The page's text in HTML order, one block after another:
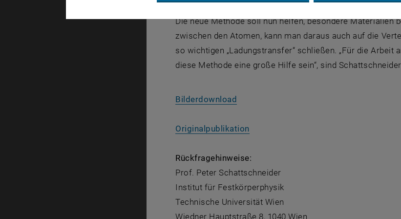
Die neue Methode soll nun helfen, besondere Materialien
zwischen den Atomen, kann man daraus auch auf die
so wichtigen „Ladungstransfer“ schließen. „Für die
diese Methode eine große Hilfe sein“, sind
Bilderdownload
Originalpublikation, öffnet eine externe URL in einem
Rückfragehinweise:
Prof. Peter Schattschneider
Institut für Festkörperphysik
Technische Universität Wien
Wiedner Hauptstraße 8, 1040 Wien